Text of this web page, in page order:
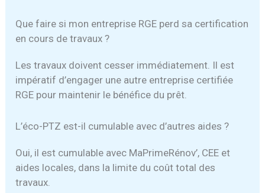
Que faire si mon entreprise RGE perd sa certification
en cours de travaux ?
Les travaux doivent cesser immédiatement. Il est
impératif d’engager une autre entreprise certifiée
RGE pour maintenir le bénéfice du prêt.
L’éco-PTZ est-il cumulable avec d’autres aides ?
Oui, il est cumulable avec MaPrimeRénov’, CEE et
aides locales, dans la limite du coût total des
travaux.